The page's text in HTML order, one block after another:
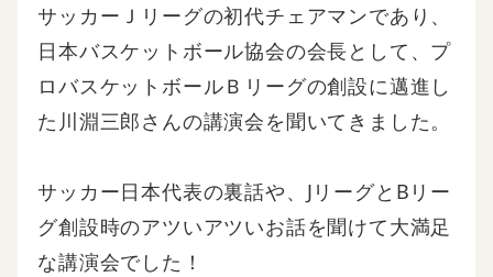
サッカーＪリーグの初代チェアマンであり、
日本バスケットボール協会の会長として、プ
ロバスケットボールＢリーグの創設に邁進し
た川淵三郎さんの講演会を聞いてきました。
サッカー日本代表の裏話や、JリーグとBリー
グ創設時のアツいアツいお話を聞けて大満足
な講演会でした！